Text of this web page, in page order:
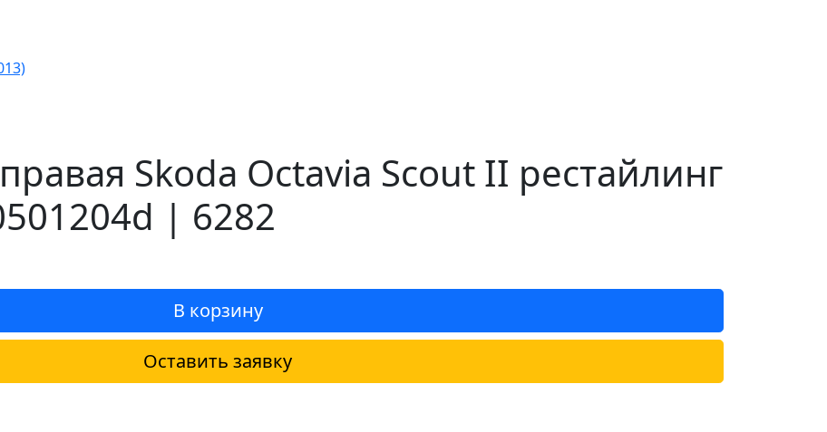
Skoda Octavia Scout II рестайлинг
| 6282
В корзину
Оставить заявку